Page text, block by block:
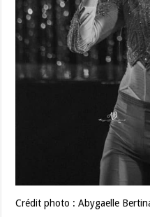
Crédit photo : Abygaelle